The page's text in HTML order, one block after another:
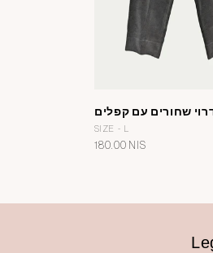
שחורים עם קפלים
SIZE - L
מחיר
180.00 NIS